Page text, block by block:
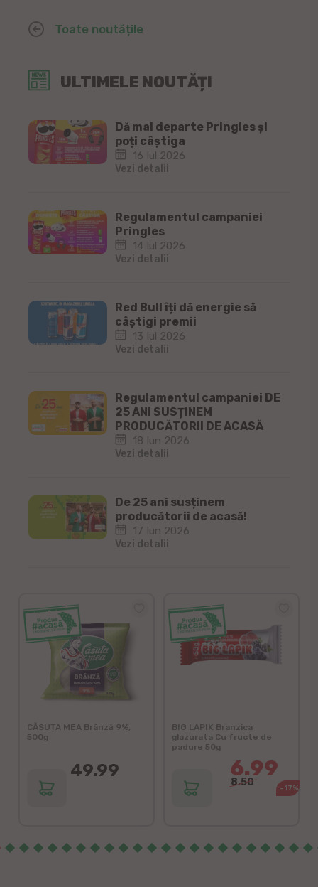
ULTIMELE NOUTĂȚI
Dă mai departe Pringles și
poți câștiga
16 Iul 2026
Vezi detalii
Regulamentul campaniei
Pringles
14 Iul 2026
Vezi detalii
Red Bull îți dă energie să
câștigi premii
13 Iul 2026
Vezi detalii
Regulamentul campaniei DE
25 ANI SUSȚINEM
PRODUCĂTORII DE ACASĂ
18 Iun 2026
Vezi detalii
De 25 ani susținem
producătorii de acasă!
17 Iun 2026
Vezi detalii
Toate noutățile
CĂSUȚA MEA Brânză 9%,
500g
49.99
BIG LAPIK Branzica
glazurata Cu fructe de
padure 50g
6.99
8.50 -17%